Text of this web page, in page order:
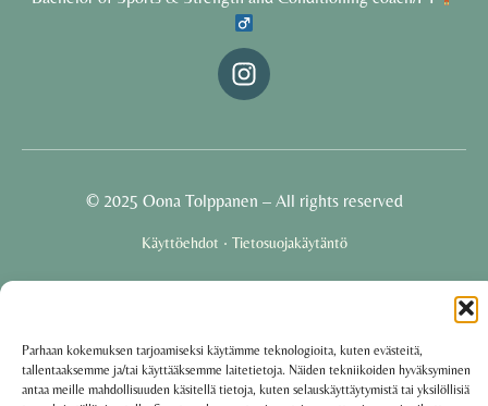
Parhaan kokemuksen tarjoamiseksi käytämme teknologioita, kuten evästeitä,
tallentaaksemme ja/tai käyttääksemme laitetietoja. Näiden tekniikoiden hyväksyminen
antaa meille mahdollisuuden käsitellä tietoja, kuten selauskäyttäytymistä tai yksilöllisiä
© 2025 Oona Tolppanen – All rights reserved
Käyttöehdot · Tietosuojakäytäntö
Powered byGroup coaching software CoCoach